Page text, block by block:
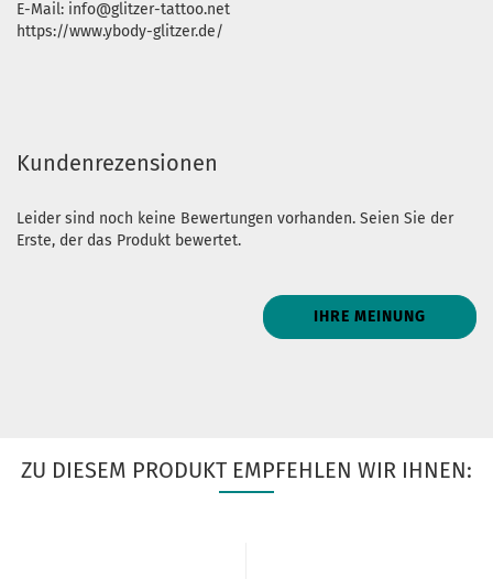
E-Mail: info@glitzer-tattoo.net
https://www.ybody-glitzer.de/
Kundenrezensionen
Leider sind noch keine Bewertungen vorhanden. Seien Sie der
Erste, der das Produkt bewertet.
IHRE MEINUNG
ZU DIESEM PRODUKT EMPFEHLEN WIR IHNEN: